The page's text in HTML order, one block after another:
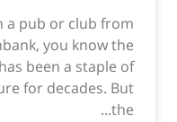
a pub or club from
you know the
been a staple of
for decades. But
the...